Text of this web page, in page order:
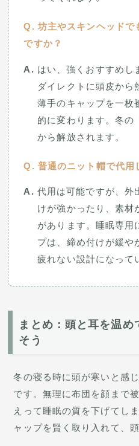
坊主やスキンヘッドで
ですか？
はい、強くおすすめし
ダイレクトに頭皮から
薄手のキャップを一枚
的に変わります。冬の
から解放されます。
普通のニット帽で代用
代用は可能ですが、外
けが強かったり、素材
があります。睡眠専用
プは、締め付けが緩や
疲れない設計になって
まとめ：頭と耳を温
そう
冬の寝る時に頭が寒いと感
です。無理に布団を顔まで
えって睡眠の質を下げてし
ャップを賢く取り入れて、